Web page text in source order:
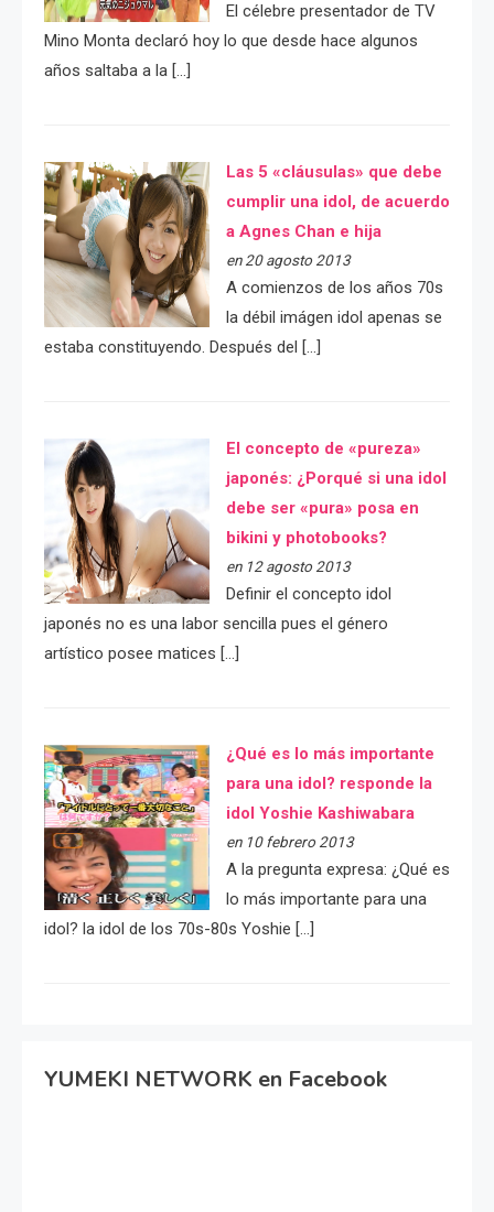
El célebre presentador de TV
Mino Monta declaró hoy lo que desde hace algunos
años saltaba a la […]
Las 5 «cláusulas» que debe
cumplir una idol, de acuerdo
a Agnes Chan e hija
en 20 agosto 2013
A comienzos de los años 70s
la débil imágen idol apenas se
estaba constituyendo. Después del […]
El concepto de «pureza»
japonés: ¿Porqué si una idol
debe ser «pura» posa en
bikini y photobooks?
en 12 agosto 2013
Definir el concepto idol
japonés no es una labor sencilla pues el género
artístico posee matices […]
¿Qué es lo más importante
para una idol? responde la
idol Yoshie Kashiwabara
en 10 febrero 2013
A la pregunta expresa: ¿Qué es
lo más importante para una
idol? la idol de los 70s-80s Yoshie […]
YUMEKI NETWORK en Facebook